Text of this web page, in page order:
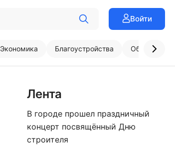
Войти
Экономика Благоустройства
Лента
В городе прошел праздничный
концерт посвящённый Дню
строителя